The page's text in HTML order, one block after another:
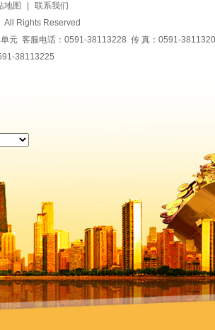
地图
联系我们
Rights Reserved
元 客服电话：0591-38113228 传 真：0591-
38113225